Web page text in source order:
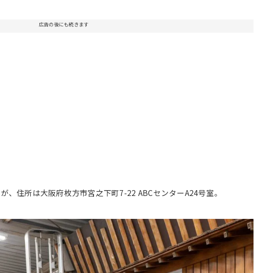
広告の後にも続きます
、住所は大阪府枚方市宮之下町7-22 ABCセンターA24号室。